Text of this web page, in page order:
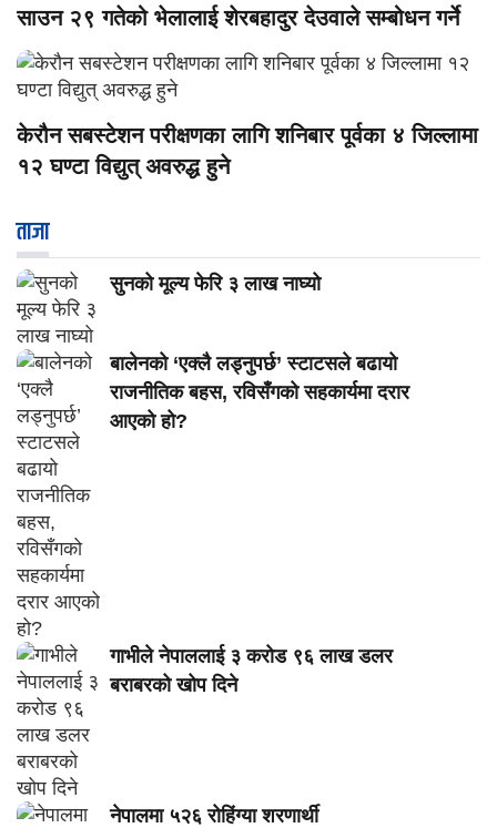
साउन २९ गतेको भेलालाई शेरबहादुर देउवाले सम्बोधन गर्ने
केरौन सबस्टेशन परीक्षणका लागि शनिबार पूर्वका ४ जिल्लामा
१२ घण्टा विद्युत् अवरुद्ध हुने
ताजा
सुनको मूल्य फेरि ३ लाख नाघ्यो
बालेनको ‘एक्लै लड्नुपर्छ’ स्टाटसले बढायो
राजनीतिक बहस, रविसँगको सहकार्यमा दरार
आएको हो?
गाभीले नेपाललाई ३ करोड ९६ लाख डलर
बराबरको खोप दिने
नेपालमा ५२६ रोहिंग्या शरणार्थी